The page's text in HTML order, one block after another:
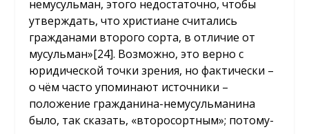
немусульман, этого недостаточно, чтобы
утверждать, что христиане считались
гражданами второго сорта, в отличие от
мусульман»[24]. Возможно, это верно с
юридической точки зрения, но фактически –
о чём часто упоминают источники –
положение гражданина-немусульманина
было, так сказать, «второсортным»; потому-